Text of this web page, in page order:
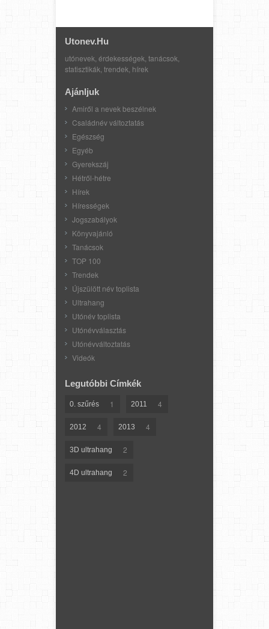
Utonev.hu
utónevek, érdekességek, tanácsok,
statisztikák, trendek, hírek
Ajánljuk
Amiről a nevek beszélnek
Családnév változtatás
Egészség
Egyéb
Gyerekszáj
Hétről-hétre
Hírek
Hírességek
Jogszabályok
Könyvajánló
Tanácsok
TOP 100
Trendek
Újszülött név toplista
Ultrahang
Utónév toplista
Utónévválasztás
Utónévváltoztatás
Videók
Legutóbbi Címkék
0. szűrés 1 2011 4
2012 4 2013 4
3D ultrahang 2
4D ultrahang 2